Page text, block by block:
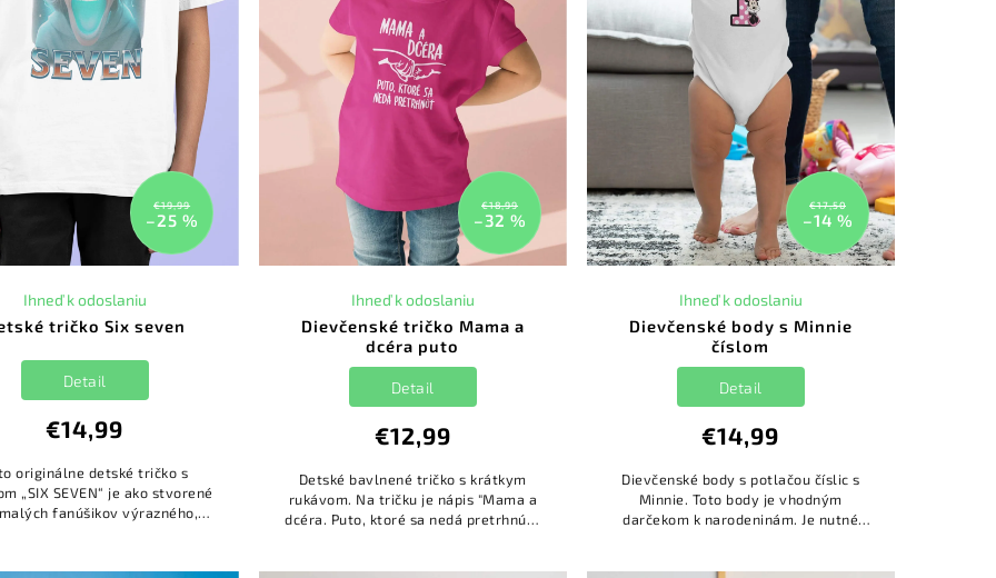
€19,99
–25 %
tričko Six seven
Ihneď k odoslaniu
€14,99
Detail
originálne detské tričko s
„SIX SEVEN“ je ako stvorené
fanúšikov výrazného,
€18,99
–32 %
Dievčenské tričko Mama a
dcéra puto
Ihneď k odoslaniu
€12,99
Detail
Detské bavlnené tričko s krátkym
rukávom. Na tričku je nápis "Mama a
dcéra. Puto, ktoré sa nedá pretrhnúť".
€17,50
–14 %
Dievčenské body s Minnie
číslom
Ihneď k odoslaniu
€14,99
Detail
Dievčenské body s potlačou číslic s
Minnie. Toto body je vhodným
darčekom k narodeninám. Je nutné